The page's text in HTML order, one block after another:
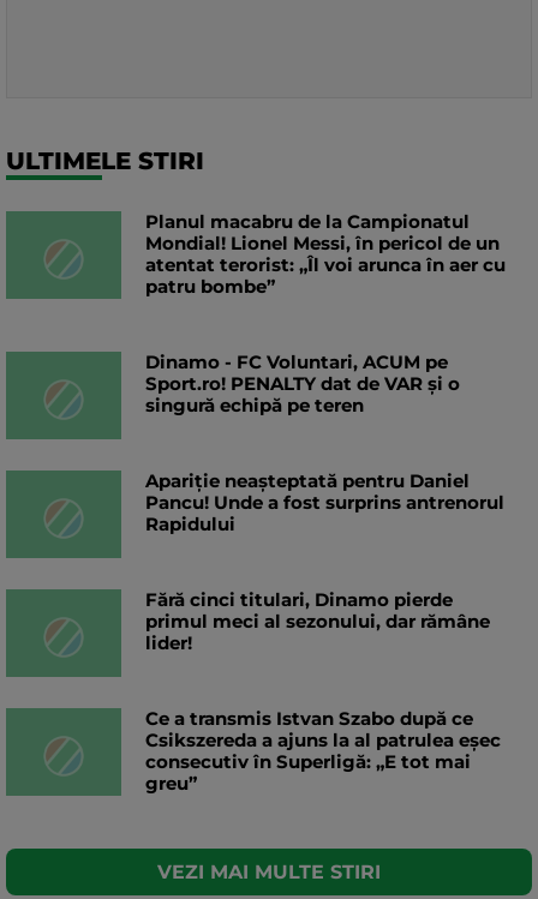
ULTIMELE STIRI
Planul macabru de la Campionatul
Mondial! Lionel Messi, în pericol de un
atentat terorist: „Îl voi arunca în aer cu
patru bombe”
Dinamo - FC Voluntari, ACUM pe
Sport.ro! PENALTY dat de VAR și o
singură echipă pe teren
Apariție neașteptată pentru Daniel
Pancu! Unde a fost surprins antrenorul
Rapidului
Fără cinci titulari, Dinamo pierde
primul meci al sezonului, dar rămâne
lider!
Ce a transmis Istvan Szabo după ce
Csikszereda a ajuns la al patrulea eșec
consecutiv în Superligă: „E tot mai
greu”
VEZI MAI MULTE STIRI